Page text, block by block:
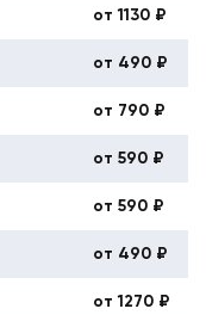
от 1130 ₽
от 490 ₽
от 790 ₽
от 590 ₽
от 590 ₽
от 490 ₽
от 1270 ₽